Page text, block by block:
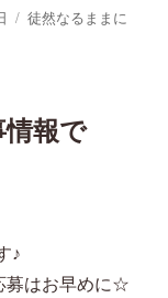
カ
徒然なるままに
情報で
♪
募はお早めに☆